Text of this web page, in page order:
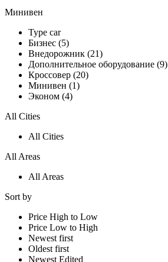
Минивен
Type car
Бизнес (5)
Внедорожник (21)
Дополнительное оборудование (9)
Кроссовер (20)
Минивен (1)
Эконом (4)
All Cities
All Cities
All Areas
All Areas
Sort by
Price High to Low
Price Low to High
Newest first
Oldest first
Newest Edited